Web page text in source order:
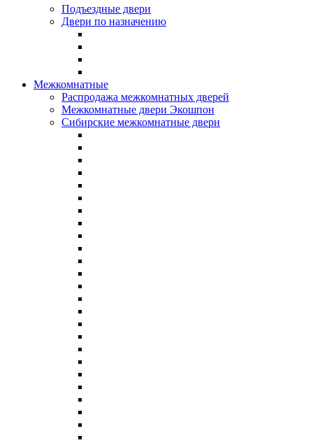
Подъездные двери
Двери по назначению
Межкомнатные
Распродажа межкомнатных дверей
Межкомнатные двери Экошпон
Сибирские межкомнатные двери